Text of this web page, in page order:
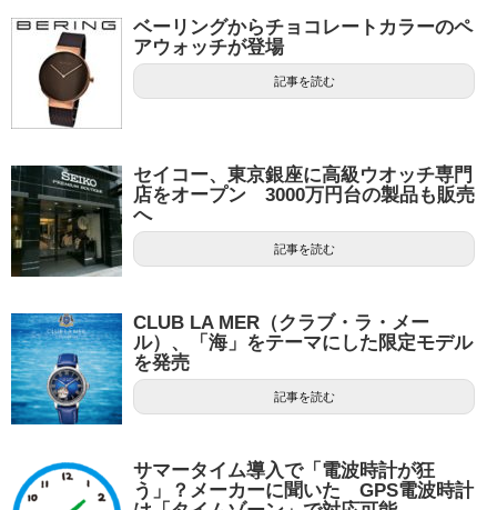
ベーリングからチョコレートカラーのペ
アウォッチが登場
記事を読む
セイコー、東京銀座に高級ウオッチ専門
店をオープン 3000万円台の製品も販売
へ
記事を読む
CLUB LA MER（クラブ・ラ・メー
ル）、「海」をテーマにした限定モデル
を発売
記事を読む
サマータイム導入で「電波時計が狂
う」？メーカーに聞いた GPS電波時計